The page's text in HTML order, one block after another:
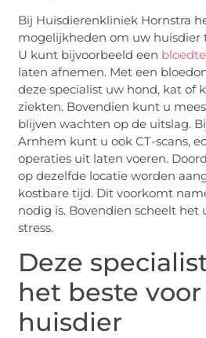
Bij Huisdierenkliniek Hornstra
mogelijkheden om uw huisdier
U kunt bijvoorbeeld een
laten afnemen. Met een
deze specialist uw hond, kat of
ziekten. Bovendien kunt u
blijven wachten op de uitslag.
Arnhem kunt u ook CT-scans,
operaties uit laten voeren.
op dezelfde locatie worden
kostbare tijd. Dit voorkomt
nodig is. Bovendien scheelt het
stress.
Deze
het beste
huisdier